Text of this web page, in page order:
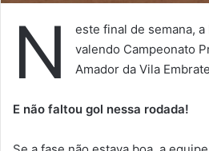
N
este final de semana,
valendo Campeonato
Amador da Vila
E não faltou gol nessa rodada!